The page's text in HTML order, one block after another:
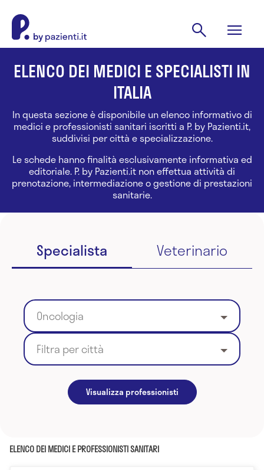
ELENCO DEI MEDICI E SPECIALISTI IN
ITALIA
In questa sezione è disponibile un elenco informativo di
medici e professionisti sanitari iscritti a P. by Pazienti.it,
suddivisi per città e specializzazione.
Le schede hanno finalità esclusivamente informativa ed
editoriale. P. by Pazienti.it non effettua attività di
prenotazione, intermediazione o gestione di prestazioni
sanitarie.
Specialista Veterinario
Oncologia
Filtra per città
Visualizza professionisti
ELENCO DEI MEDICI E PROFESSIONISTI SANITARI